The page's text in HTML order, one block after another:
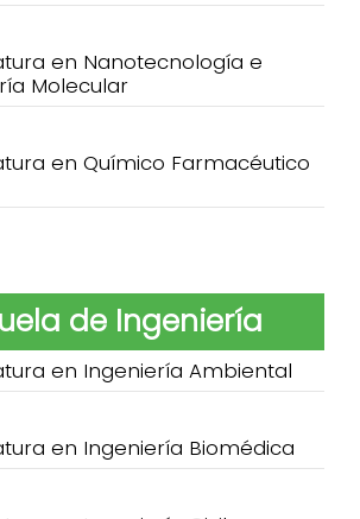
en Nanotecnología e
Molecular
en Químico Farmacéutico
de Ingeniería
en Ingeniería Ambiental
en Ingeniería Biomédica